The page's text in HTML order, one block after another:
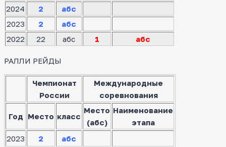
2024
2
абс
2023
2
абс
2022
22 абс 1 абс
РАЛЛИ РЕЙДЫ
Чемпионат
России
Международные
соревнования
Год Место класс
Место
(абс)
Наименование
этапа
2023
2
абс